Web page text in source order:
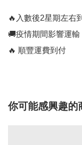
🔥入數後2星期左右
🚚疫情期間影響運
🔥 順豐運費到付
你可能感興趣的